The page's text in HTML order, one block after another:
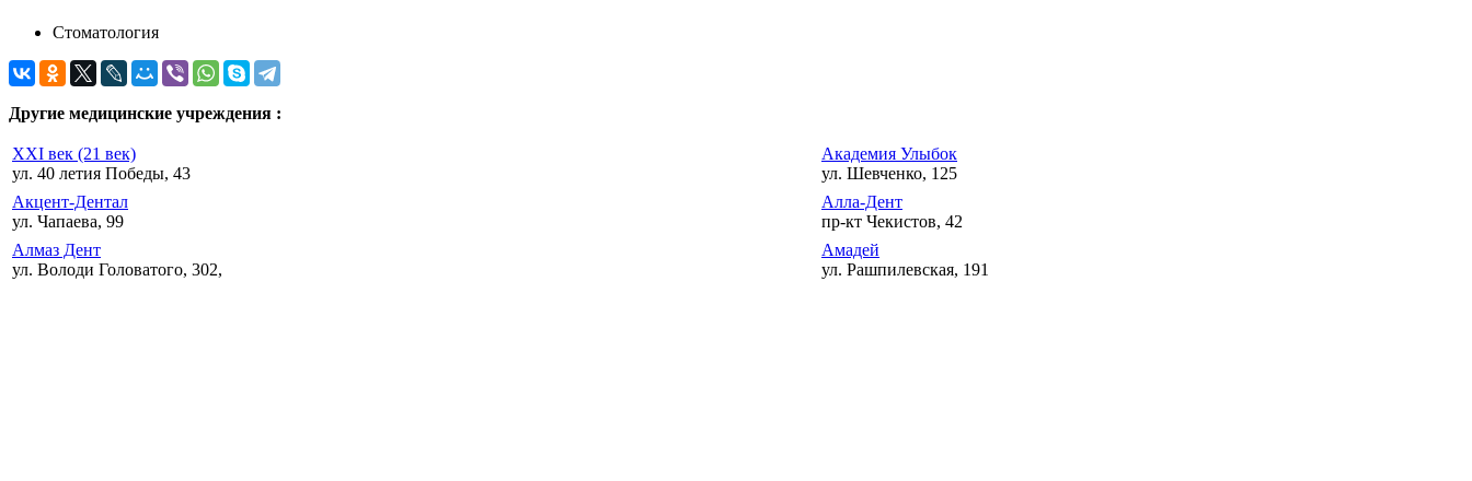
Стоматология
Другие медицинские учреждения :
XXI век (21 век)
ул. 40 летия Победы, 43
Академия Улыбок
ул. Шевченко, 125
Акцент-Дентал
ул. Чапаева, 99
Алла-Дент
пр-кт Чекистов, 42
Алмаз Дент
ул. Володи Головатого, 302,
Амадей
ул. Рашпилевская, 191